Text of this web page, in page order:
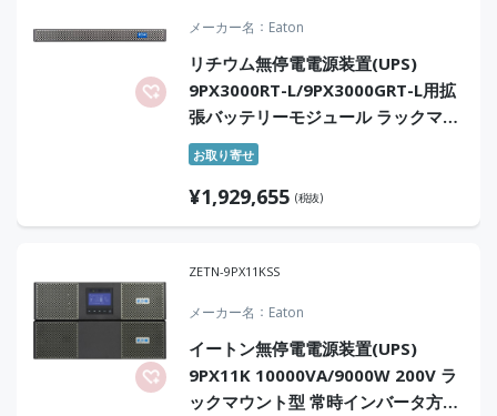
メーカー名 Eaton
リチウム無停電電源装置(UPS)
9PX3000RT-L/9PX3000GRT-L用拡
張バッテリーモジュール ラックマウ
ント型 オンサイト10年保証付
お取り寄せ
¥1,929,655 (税抜)
ZETN-9PX11KSS
メーカー名 Eaton
イートン無停電電源装置(UPS)
9PX11K 10000VA/9000W 200V ラ
ックマウント型 常時インバータ方式